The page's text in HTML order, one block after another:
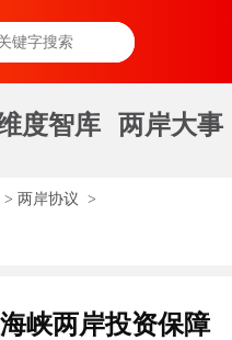
度智库 两岸大事
> 两岸协议 >
峡两岸投资保障